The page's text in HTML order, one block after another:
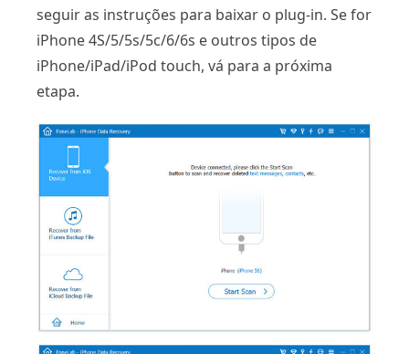
seguir as instruções para baixar o plug-in. Se for
iPhone 4S/5/5s/5c/6/6s e outros tipos de
iPhone/iPad/iPod touch, vá para a próxima
etapa.